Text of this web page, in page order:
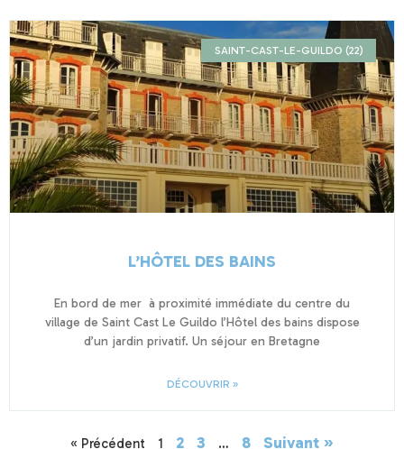
SAINT-CAST-LE-GUILDO (22)
L’HÔTEL DES BAINS
En bord de mer à proximité immédiate du centre du
village de Saint Cast Le Guildo l’Hôtel des bains dispose
d’un jardin privatif. Un séjour en Bretagne
DÉCOUVRIR »
« Précédent 1 2 3 … 8 Suivant »